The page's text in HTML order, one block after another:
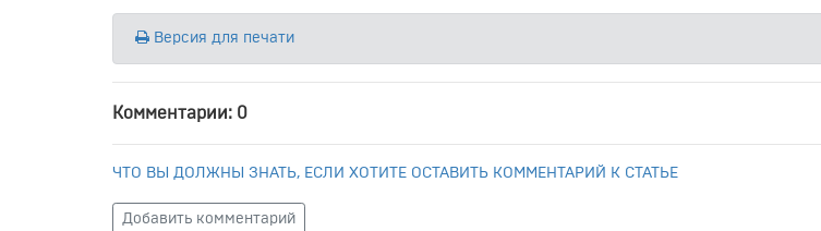
Версия для печати
Комментарии: 0
ЧТО ВЫ ДОЛЖНЫ ЗНАТЬ, ЕСЛИ ХОТИТЕ ОСТАВИТЬ КОММЕНТАРИЙ К СТАТЬЕ
Добавить комментарий